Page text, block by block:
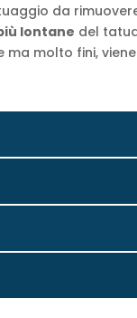
da
lontane del
ma molto fini,